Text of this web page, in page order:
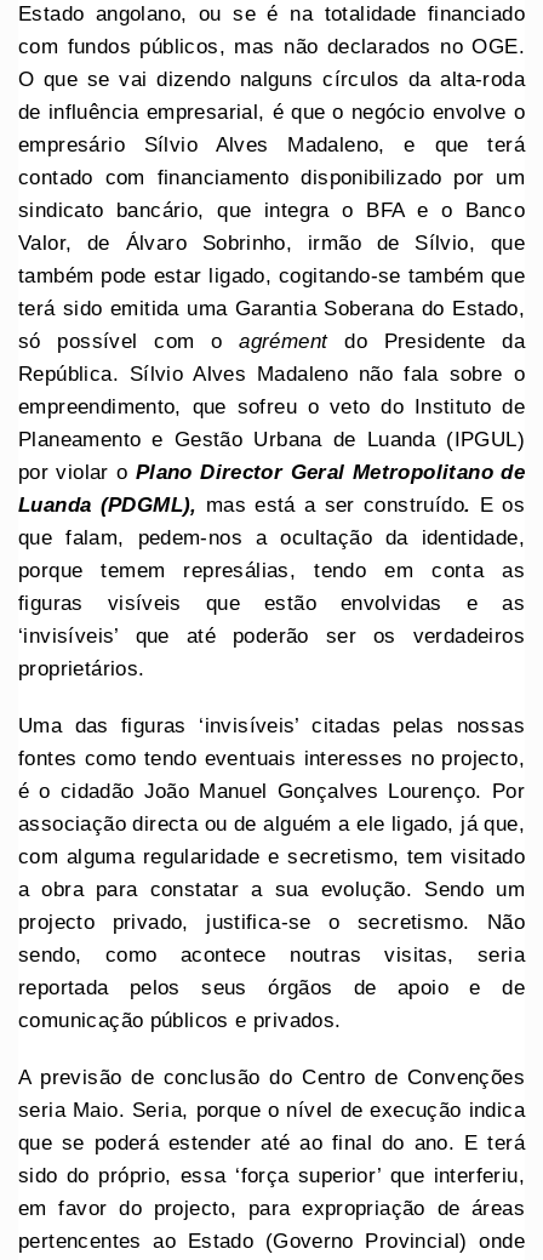
Estado angolano, ou se é na totalidade financiado
com fundos públicos, mas não declarados no OGE.
O que se vai dizendo nalguns círculos da alta-roda
de influência empresarial, é que o negócio envolve o
empresário Sílvio Alves Madaleno, e que terá
contado com financiamento disponibilizado por um
sindicato bancário, que integra o BFA e o Banco
Valor, de Álvaro Sobrinho, irmão de Sílvio, que
também pode estar ligado, cogitando-se também que
terá sido emitida uma Garantia Soberana do Estado,
só possível com oagrémentdo Presidente da
República. Sílvio Alves Madaleno não fala sobre o
empreendimento, que sofreu o veto do Instituto de
Planeamento e Gestão Urbana de Luanda (IPGUL)
por violar o Plano Director Geral Metropolitano de
Luanda (PDGML), mas está a ser construído. E os
que falam, pedem-nos a ocultação da identidade,
porque temem represálias, tendo em conta as
figuras visíveis que estão envolvidas e as
‘invisíveis’ que até poderão ser os verdadeiros
proprietários.
Uma das figuras ‘invisíveis’ citadas pelas nossas
fontes como tendo eventuais interesses no projecto,
é o cidadão João Manuel Gonçalves Lourenço. Por
associação directa ou de alguém a ele ligado, já que,
com alguma regularidade e secretismo, tem visitado
a obra para constatar a sua evolução. Sendo um
projecto privado, justifica-se o secretismo. Não
sendo, como acontece noutras visitas, seria
reportada pelos seus órgãos de apoio e de
comunicação públicos e privados.
A previsão de conclusão do Centro de Convenções
seria Maio. Seria, porque o nível de execução indica
que se poderá estender até ao final do ano. E terá
sido do próprio, essa ‘força superior’ que interferiu,
em favor do projecto, para expropriação de áreas
pertencentes ao Estado (Governo Provincial) onde